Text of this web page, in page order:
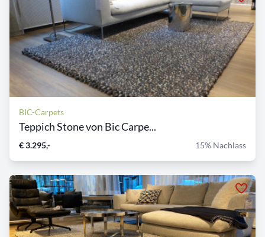
BIC-Carpets
Teppich Stone von Bic Carpe...
€ 3.295,- 15% Nachlass